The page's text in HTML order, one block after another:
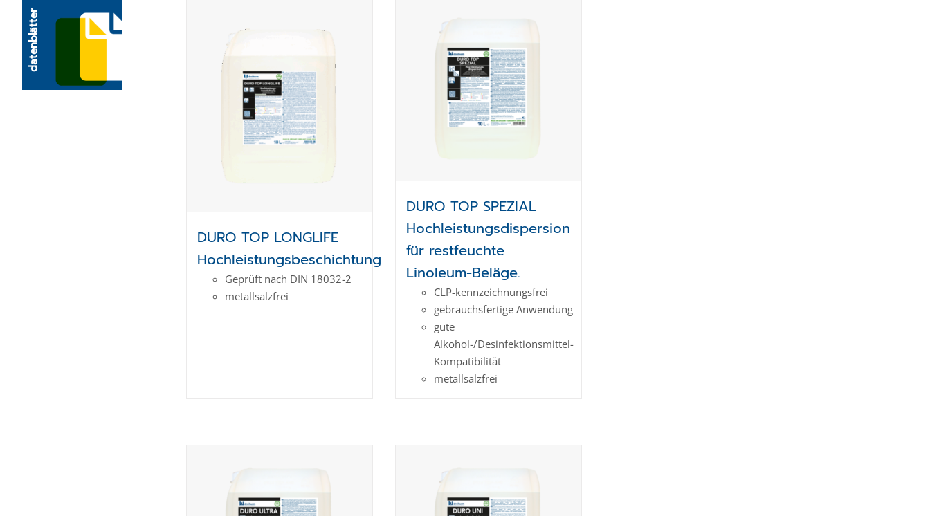
DURO TOP LONGLIFE
Hochleistungsbeschichtung
Geprüft nach DIN 18032-2
metallsalzfrei
DURO TOP SPEZIAL
Hochleistungsdispersion
für restfeuchte
Linoleum-Beläge.
CLP-kenn­zeich­­nungs­frei
gebrauchsfertige Anwendung
gute
Alkohol-/Desinfektionsmittel-
Kompatibilität
metallsalzfrei
datenblätter